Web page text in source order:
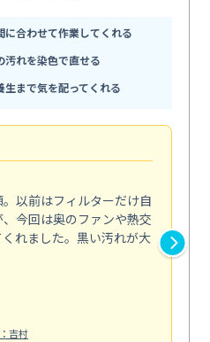
に合わせて作業してくれる
汚れを染色で直せる
生まで気を配ってくれる
以前はフィルターだけ自
今回は奥のファンや熱交
れました。黒い汚れが大
吉村